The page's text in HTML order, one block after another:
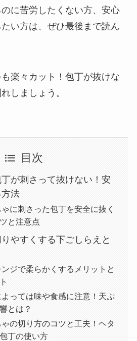
に苦労したくない方、安心
い方は、ぜひ最後まで読ん
楽々カット！包丁が抜けな
しましょう。
目次
が刺さって抜けない！安
法
に刺さった包丁を安全に抜く
と注意点
やすくする下ごしらえと
ジで柔らかくするメリットと
っては味や食感に注意！天ぷ
とは？
の切り方のコツと工夫！ヘタ
丁の使い方